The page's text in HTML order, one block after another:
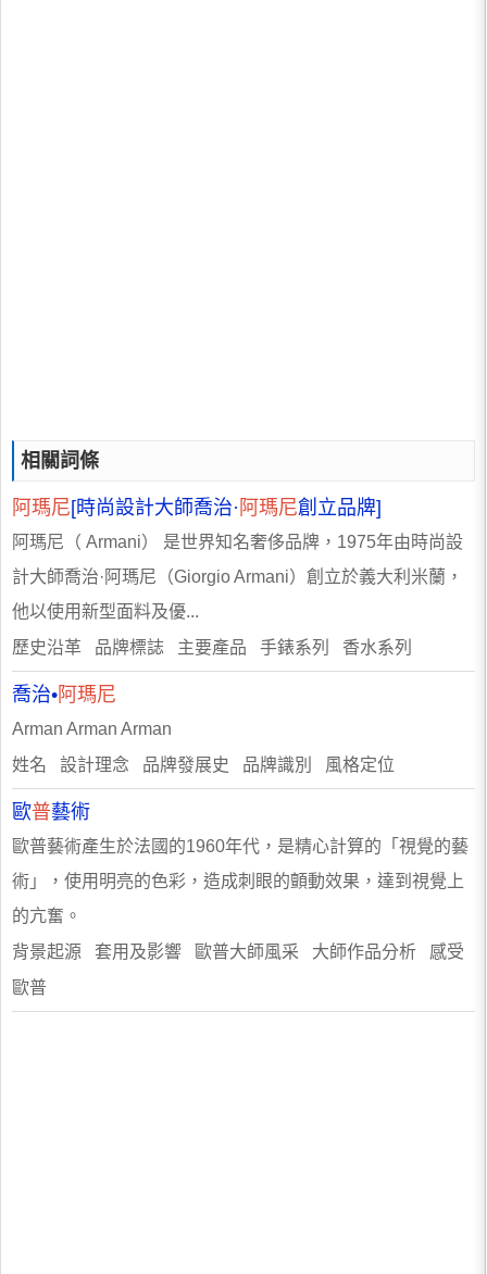
相關詞條
阿瑪尼[時尚設計大師喬治· 阿瑪尼創立品牌]
阿瑪尼（ Armani） 是世界知名奢侈品牌，1975年由時尚設
計大師喬治·阿瑪尼（Giorgio Armani）創立於義大利米蘭，
他以使用新型面料及優...
歷史沿革 品牌標誌 主要產品 手錶系列 香水系列
喬治•阿瑪尼
Arman Arman Arman
姓名 設計理念 品牌發展史 品牌識別 風格定位
歐普藝術
歐普藝術產生於法國的1960年代，是精心計算的「視覺的藝
術」，使用明亮的色彩，造成刺眼的顫動效果，達到視覺上
的亢奮。
背景起源 套用及影響 歐普大師風采 大師作品分析 感受
歐普